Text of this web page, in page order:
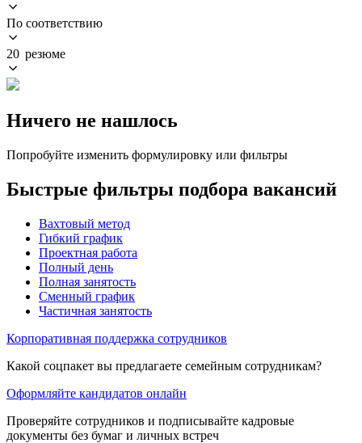
По соответствию
20 резюме
Ничего не нашлось
Попробуйте изменить формулировку или фильтры
Быстрые фильтры подбора вакансий
Вахтовый метод
Гибкий график
Проектная работа
Полный день
Полная занятость
Сменный график
Частичная занятость
Корпоративная поддержка сотрудников
Какой соцпакет вы предлагаете семейным сотрудникам?
Оформляйте кандидатов онлайн
Проверяйте сотрудников и подписывайте кадровые
документы без бумаг и личных встреч